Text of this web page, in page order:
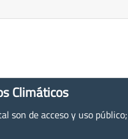
Climáticos
son de acceso y uso